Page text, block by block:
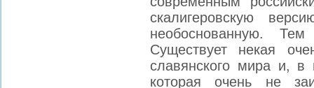
скалигеровскую
необоснованную.
Существует некая
славянского мира и,
которая очень не